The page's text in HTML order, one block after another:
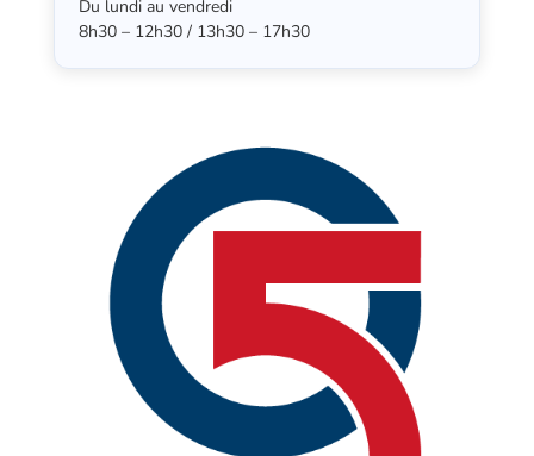
Du lundi au vendredi
8h30 – 12h30 / 13h30 – 17h30